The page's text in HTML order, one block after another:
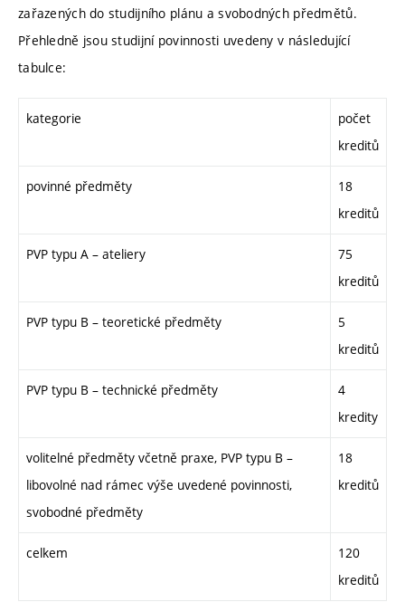
zařazených do studijního plánu a svobodných předmětů.
Přehledně jsou studijní povinnosti uvedeny v následující
tabulce:
kategorie
počet
kreditů
povinné předměty
18
kreditů
PVP typu A – ateliery
75
kreditů
PVP typu B – teoretické předměty
5
kreditů
PVP typu B – technické předměty
4
kredity
volitelné předměty včetně praxe, PVP typu B –
libovolné nad rámec výše uvedené povinnosti,
svobodné předměty
18
kreditů
celkem
120
kreditů